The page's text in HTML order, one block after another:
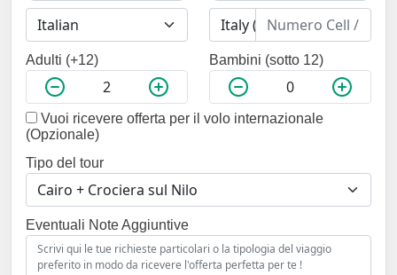
Adulti (+12) Bambini (sotto 12)
Vuoi ricevere offerta per il volo internazionale
(Opzionale)
Tipo del tour
Eventuali Note Aggiuntive